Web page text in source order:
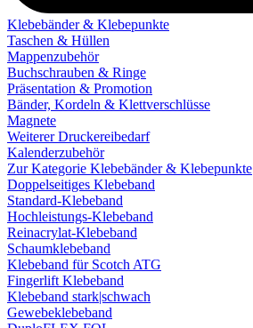
Klebebänder & Klebepunkte
Taschen & Hüllen
Mappenzubehör
Buchschrauben & Ringe
Präsentation & Promotion
Bänder, Kordeln & Klettverschlüsse
Magnete
Weiterer Druckereibedarf
Kalenderzubehör
Zur Kategorie Klebebänder & Klebepunkte
Doppelseitiges Klebeband
Standard-Klebeband
Hochleistungs-Klebeband
Reinacrylat-Klebeband
Schaumklebeband
Klebeband für Scotch ATG
Fingerlift Klebeband
Klebeband stark|schwach
Gewebeklebeband